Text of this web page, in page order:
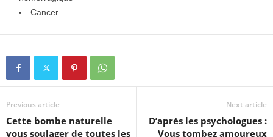
Cancer
Previous article
Cette bombe naturelle
vous soulager de toutes les
Next article
D’après les psychologues :
Vous tombez amoureux